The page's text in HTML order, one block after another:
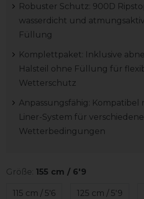
Robuster Schutz: 900D
wasserdicht und
Füllung
Komplettpaket: Inklusive
Halsteil ohne Füllung für
Wetterschutz
Anpassungsfähig: Kompatibel
Liner-System für verschiedene
Wetterbedingungen
Größe: 155 cm / 6'9
115 cm / 5'6 125 cm / 5'9